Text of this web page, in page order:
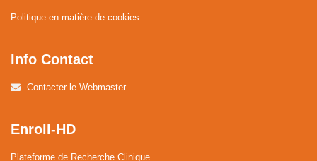
Politique en matière de cookies
Info Contact
Contacter le Webmaster
Enroll-HD
Plateforme de Recherche Clinique